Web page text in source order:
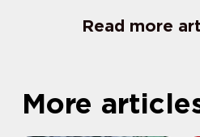
Read more
More